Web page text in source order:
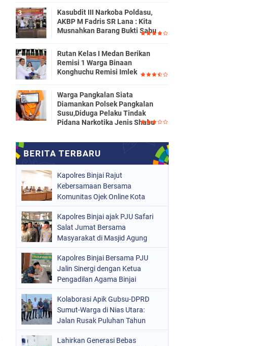
Kasubdit III Narkoba Poldasu,
AKBP M Fadris SR Lana : Kita
Musnahkan Barang Bukti Sabu
Rutan Kelas I Medan Berikan
Remisi 1 Warga Binaan
Konghuchu Remisi Imlek
Warga Pangkalan Siata
Diamankan Polsek Pangkalan
Susu,Diduga Pelaku Tindak
Pidana Narkotika Jenis Shabu
Kapolres Binjai Rajut
Kebersamaan Bersama
Komunitas Ojek Online Kota
Kapolres Binjai ajak PJU Safari
Salat Jumat Bersama
Masyarakat di Masjid Agung
Kapolres Binjai Bersama PJU
Jalin Sinergi dengan Ketua
Pengadilan Agama Binjai
Kolaborasi Apik Gubsu-DPRD
Sumut-Warga di Nias Utara:
Jalan Rusak Puluhan Tahun
Lahirkan Generasi Bebas